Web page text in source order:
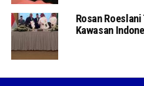
Rosan Roeslani
Kawasan